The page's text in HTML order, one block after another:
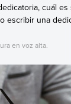
cuál
escribir una
en voz alta.